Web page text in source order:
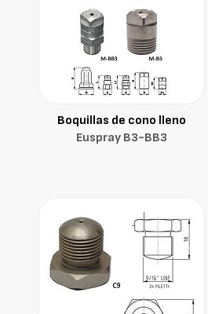
Boquillas de cono lleno
Euspray B3-BB3